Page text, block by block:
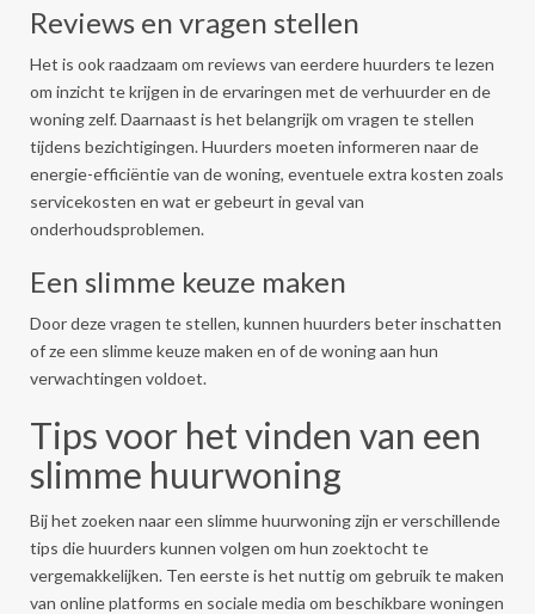
Reviews en vragen stellen
Het is ook raadzaam om reviews van eerdere huurders te lezen
om inzicht te krijgen in de ervaringen met de verhuurder en de
woning zelf. Daarnaast is het belangrijk om vragen te stellen
tijdens bezichtigingen. Huurders moeten informeren naar de
energie-efficiëntie van de woning, eventuele extra kosten zoals
servicekosten en wat er gebeurt in geval van
onderhoudsproblemen.
Een slimme keuze maken
Door deze vragen te stellen, kunnen huurders beter inschatten
of ze een slimme keuze maken en of de woning aan hun
verwachtingen voldoet.
Tips voor het vinden van een
slimme huurwoning
Bij het zoeken naar een slimme huurwoning zijn er verschillende
tips die huurders kunnen volgen om hun zoektocht te
vergemakkelijken. Ten eerste is het nuttig om gebruik te maken
van online platforms en sociale media om beschikbare woningen